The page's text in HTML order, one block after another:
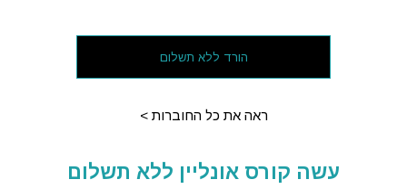
הורד ללא תשלום
ראה את כל החוברות >
עשה קורס אונליין ללא תשלום